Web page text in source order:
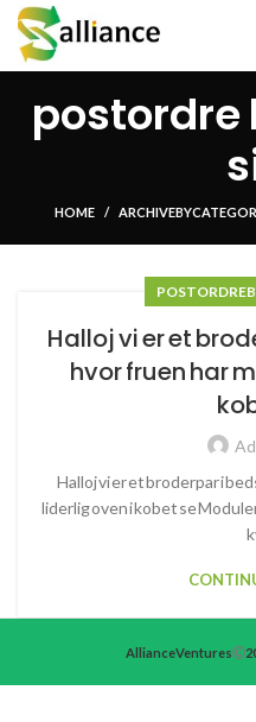
postordre
HOME ARCHIVE BY
POSTORDRE
Halloj vi er et
hvor fruen har
Halloj vi er et broderpar i
liderlig oven i kobet se
Alliance Ventures